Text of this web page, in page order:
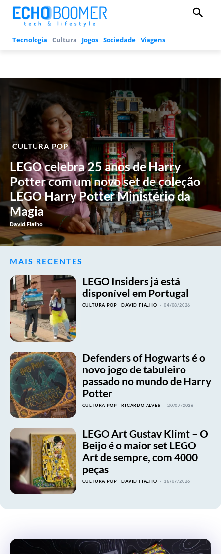
Tecnologia Cultura Jogos Sociedade Viagens
CULTURA POP
LEGO celebra 25 anos de Harry
Potter com um novo set de coleção
LEGO Harry Potter Ministério da
Magia
David Fialho
MAIS RECENTES
LEGO Insiders já está
disponível em Portugal
CULTURA POP DAVID FIALHO - 04/08/2026
Defenders of Hogwarts é o
novo jogo de tabuleiro
passado no mundo de Harry
Potter
CULTURA POP RICARDO ALVES - 20/07/2026
LEGO Art Gustav Klimt – O
Beijo é o maior set LEGO
Art de sempre, com 4000
peças
CULTURA POP DAVID FIALHO - 16/07/2026